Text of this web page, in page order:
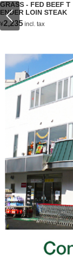
GRASS - FED BEEF T
ENDER LOIN STEAK
¥2,235 incl. tax